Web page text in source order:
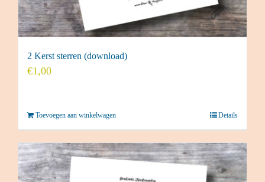
2 Kerst sterren (download)
€1,00
Toevoegen aan winkelwagen Details